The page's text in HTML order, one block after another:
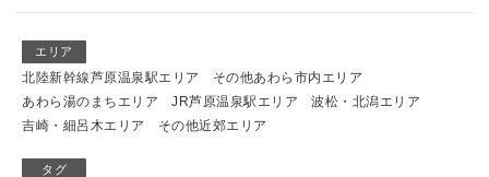
エリア
北陸新幹線芦原温泉駅エリア
その他あわら市内エリア
あわら湯のまちエリア
JR芦原温泉駅エリア
波松・北潟エリア
吉崎・細呂木エリア
その他近郊エリア
タグ